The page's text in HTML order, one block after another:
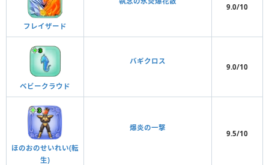
フレイザード
9.0/10
ベビークラウド
バギクロス
9.0/10
ほのおのせいれい(転
生)
爆炎の一撃
9.5/10